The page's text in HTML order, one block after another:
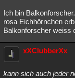
Ich bin
rosa Eichhörnchen
Balkonforscher weiss
xXClubberXx
kann sich auch jeder